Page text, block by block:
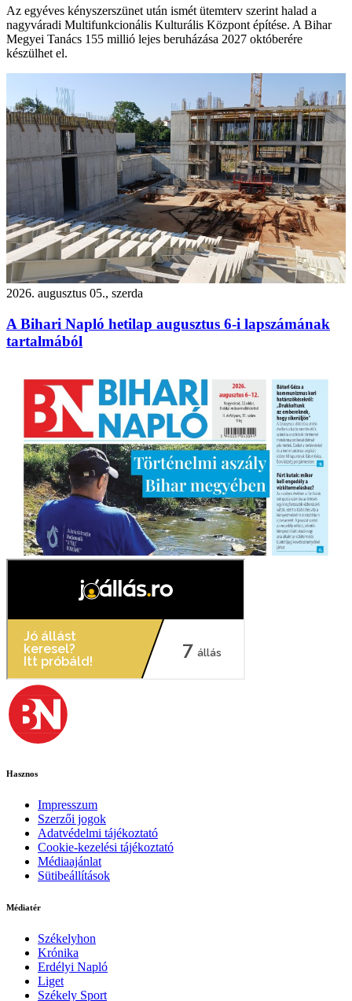
Az egyéves kényszerszünet után ismét ütemterv szerint halad a
nagyváradi Multifunkcionális Kulturális Központ építése. A Bihar
Megyei Tanács 155 millió lejes beruházása 2027 októberére
készülhet el.
2026. augusztus 05., szerda
A Bihari Napló hetilap augusztus 6-i lapszámának
tartalmából
Hasznos
Impresszum
Szerzői jogok
Adatvédelmi tájékoztató
Cookie-kezelési tájékoztató
Médiaajánlat
Sütibeállítások
Médiatér
Székelyhon
Krónika
Erdélyi Napló
Liget
Székely Sport